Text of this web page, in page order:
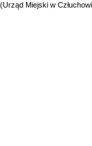
(Urząd Miejski w